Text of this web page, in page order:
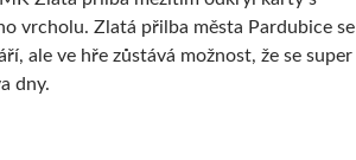
vrcholu. Zlatá přilba města Pardubice se
ale ve hře zůstává možnost, že se super
dny.